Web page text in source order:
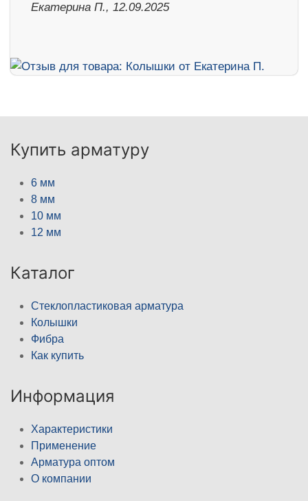
Екатерина П., 12.09.2025
Купить арматуру
6 мм
8 мм
10 мм
12 мм
Каталог
Стеклопластиковая арматура
Колышки
Фибра
Как купить
Информация
Характеристики
Применение
Арматура оптом
О компании